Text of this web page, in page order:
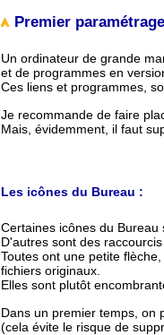
Premier
Un ordinateur de grande
et de programmes en
Ces liens et programmes,
Je recommande de faire
Mais, évidemment, il faut
Les icônes du Bureau :
Certaines icônes du
D'autres sont des
Toutes ont une petite
fichiers originaux.
Elles sont plutôt
Dans un premier temps, on
(cela évite le risque de